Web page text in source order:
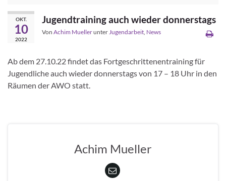
OKT.
10
2022
Jugendtraining auch wieder donnerstags
Von Achim Muellerunter Jugendarbeit News
Ab dem 27.10.22 findet das Fortgeschrittenentraining für
Jugendliche auch wieder donnerstags von 17 – 18 Uhr in den
Räumen der AWO statt.
Achim Mueller